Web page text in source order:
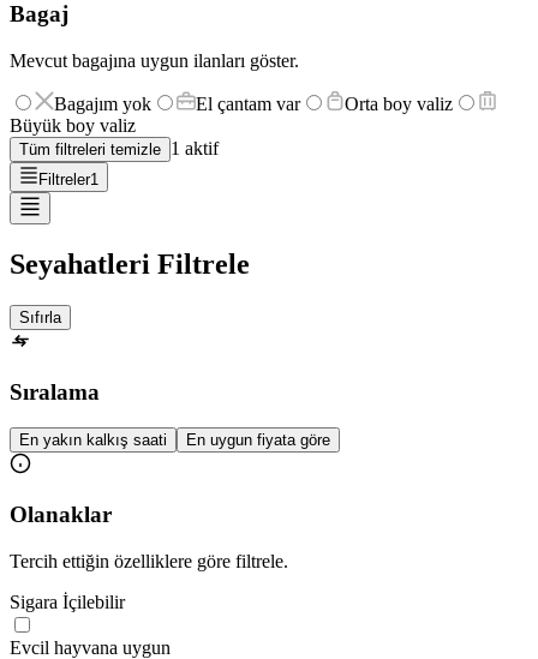
Bagaj
Mevcut bagajına uygun ilanları göster.
Bagajım yok El çantam var
Orta boy valiz
Büyük boy valiz
Tüm filtreleri temizle 1 aktif
Filtreler1
Seyahatleri Filtrele
Sıfırla
Sıralama
En yakın kalkış saati En uygun fiyata göre
Olanaklar
Tercih ettiğin özelliklere göre filtrele.
Sigara İçilebilir
Evcil hayvana uygun